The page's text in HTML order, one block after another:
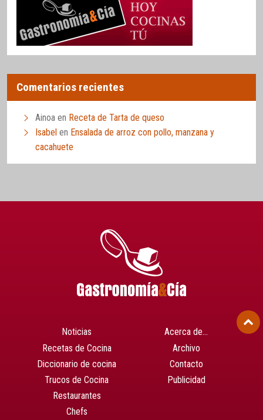
Comentarios recientes
Ainoa en Receta de Tarta de queso
Isabel en Ensalada de arroz con pollo, manzana y
cacahuete
Noticias
Recetas de Cocina
Diccionario de cocina
Trucos de Cocina
Restaurantes
Chefs
Acerca de…
Archivo
Contacto
Publicidad